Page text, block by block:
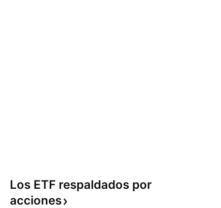
Los ETF respaldados por
acciones